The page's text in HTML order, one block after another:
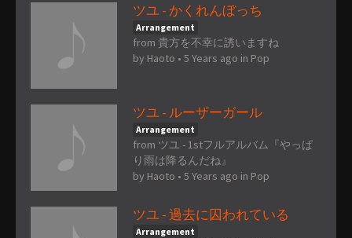
ツユ - かくれんぼっち
Arrangement
from 貴方を不幸に誘いますね
by Haoto • 5 Years ago in Pop
ツユ - ルーザーガール
Arrangement
from ツユ - 1stフルアルバム『やっぱ
り雨は降るんだね』
by Haoto • 5 Years ago in Pop
ツユ - 過去に囚われている
Arrangement